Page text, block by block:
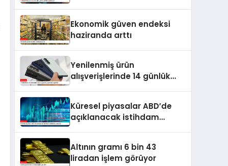
Ekonomik güven endeksi
haziranda arttı
Yenilenmiş ürün
alışverişlerinde 14 günlük
Küresel piyasalar ABD’de
açıklanacak istihdam
Altının gramı 6 bin 43
liradan işlem görüyor